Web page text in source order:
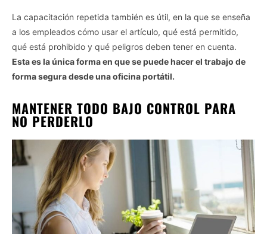
personal data.
Opted In
I want to opt-out of the Sale of my
Personal Data.
Opted In
Retention, Sale, and/or Sharing of my
Personal Data that Is Unrelated with the
Purposes for which it was collected.
Opted Out
CONFIRM
La capacitación repetida también es útil, en la que se enseña
a los empleados cómo usar el artículo, qué está permitido,
qué está prohibido y qué peligros deben tener en cuenta.
Esta es la única forma en que se puede hacer el trabajo de
forma segura desde una oficina portátil.
MANTENER TODO BAJO CONTROL PARA
NO PERDERLO